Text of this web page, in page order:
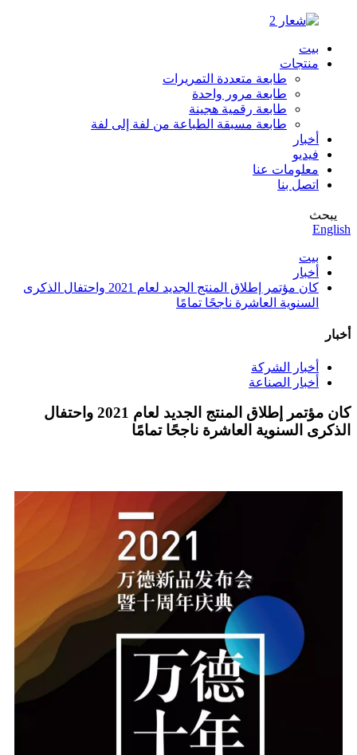
بيت
منتجات
طابعة متعددة التمريرات
طابعة مرور واحدة
طابعة رقمية هجينة
طابعة مسبقة الطباعة من لفة إلى لفة
أخبار
فيديو
معلومات عنا
اتصل بنا
يبحث
English
بيت
أخبار
كان مؤتمر إطلاق المنتج الجديد لعام 2021 واحتفال الذكرى
السنوية العاشرة ناجحًا تمامًا
أخبار
أخبار الشركة
أخبار الصناعة
كان مؤتمر إطلاق المنتج الجديد لعام 2021 واحتفال
الذكرى السنوية العاشرة ناجحًا تمامًا